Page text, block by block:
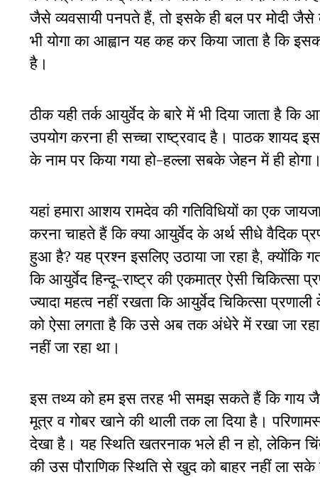
जैसे व्यवसायी पनपते हैं, तो इसके ही बल पर मोदी
भी योगा का आह्वान यह कह कर किया जाता है कि
है।
ठीक यही तर्क आयुर्वेद के बारे में भी दिया जाता है कि
उपयोग करना ही सच्चा राष्ट्रवाद है। पाठक शायद
के नाम पर किया गया हो-हल्ला सबके जेहन में ही होगा।
यहां हमारा आशय रामदेव की गतिविधियों का एक
करना चाहते हैं कि क्या आयुर्वेद के अर्थ सीधे वैदिक
हुआ है? यह प्रश्न इसलिए उठाया जा रहा है, क्योंकि
कि आयुर्वेद हिन्दू-राष्ट्र की एकमात्र ऐसी चिकित्सा
ज्यादा महत्व नहीं रखता कि आयुर्वेद चिकित्सा प्रणाली
को ऐसा लगता है कि उसे अब तक अंधेरे में रखा जा
नहीं जा रहा था।
इस तथ्य को हम इस तरह भी समझ सकते हैं कि गाय
मूत्र व गोबर खाने की थाली तक ला दिया है।
देखा है। यह स्थिति खतरनाक भले ही न हो, लेकिन
की उस पौराणिक स्थिति से खुद को बाहर नहीं ला